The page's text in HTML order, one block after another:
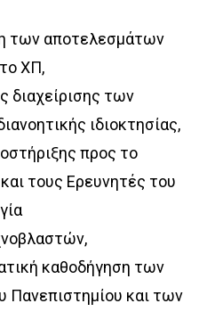
των αποτελεσμάτων
ΧΠ,
διαχείρισης των
ιδιοκτησίας,
προς το
τους Ερευνητές του
καθοδήγηση των
Πανεπιστημίου και των